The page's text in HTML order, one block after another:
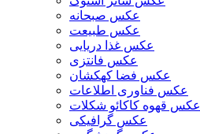
عکس صبحانه
عکس طبیعت
عکس غذا دریایی
عکس فانتزی
عکس فضا کهکشان
عکس فناوری اطلاعات
عکس قهوه کاکائو شکلات
عکس گرافیکی